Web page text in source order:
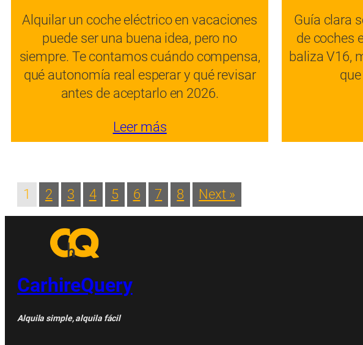
Alquilar un coche eléctrico en vacaciones
puede ser una buena idea, pero no
siempre. Te contamos cuándo compensa,
qué autonomía real esperar y qué revisar
antes de aceptarlo en 2026.
Leer más
Guía clara
de coches
baliza V16,
1 2 3 4 5 6 7 8 Next »
CarhireQuery
Alquila simple, alquila fácil